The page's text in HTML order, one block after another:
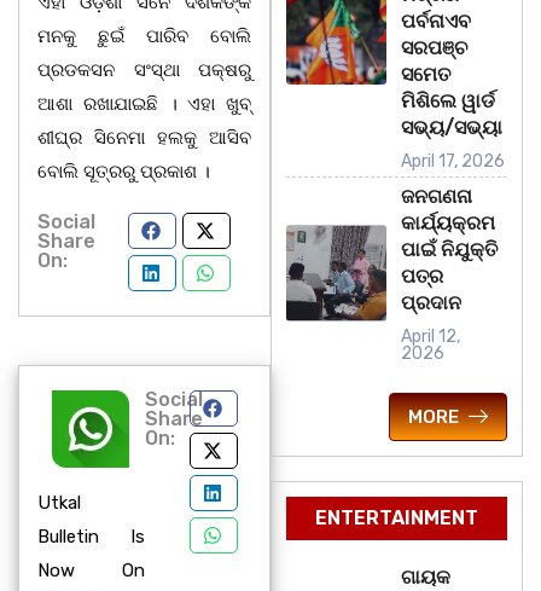
ମନକୁ ଛୁଇଁ ପାରିବ ବୋଲି
ପ୍ରଡକସନ ସଂସ୍ଥା ପକ୍ଷରୁ
ଆଶା ରଖାଯାଇଛି । ଏହା ଖୁବ୍
ଶୀଘ୍ର ସିନେମା ହଲକୁ ଆସିବ
ବୋଲି ସୂତ୍ରରୁ ପ୍ରକାଶ ।
Social
Share
On:
Utkal
Bulletin Is
Now On
Social
Share
On:
ପର୍ବନାଏବ
ସରପଞ୍ଚ
ସମେତ
ମିଶିଲେ ୱାର୍ଡ
ସଭ୍ୟ/ସଭ୍ୟା
April 17, 2026
ଜନଗଣନା
କାର୍ଯ୍ୟକ୍ରମ
ପାଇଁ ନିଯୁକ୍ତି
ପତ୍ର
ପ୍ରଦାନ
April 12,
2026
MORE
ENTERTAINMENT
ଗାୟକ